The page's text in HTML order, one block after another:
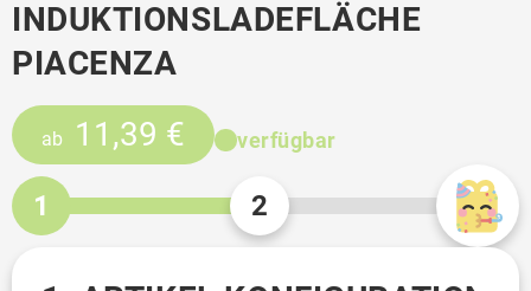
INDUKTIONSLADEFLÄCHE
PIACENZA
ab 11,39 € verfügbar
1 2